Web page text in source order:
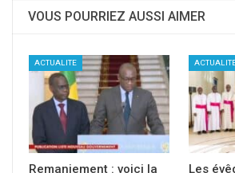
VOUS POURRIEZ AUSSI AIMER
ACTUALITE
Remaniement : voici la
Les